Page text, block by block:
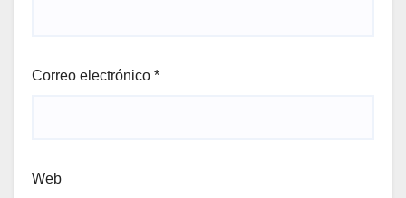
Correo electrónico *
Web